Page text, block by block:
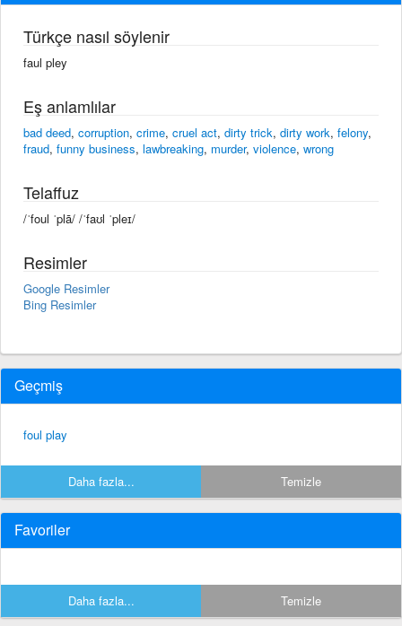
Türkçe nasıl söylenir
faul pley
Eş anlamlılar
bad deed, corruption, crime, cruel act, dirty trick, dirty work, felony,
fraud, funny business, lawbreaking, murder, violence, wrong
Telaffuz
/ˈfoul ˈplā/ /ˈfaʊl ˈpleɪ/
Resimler
Google Resimler
Bing Resimler
Geçmiş
foul play
Daha fazla... Temizle
Favoriler
Daha fazla... Temizle